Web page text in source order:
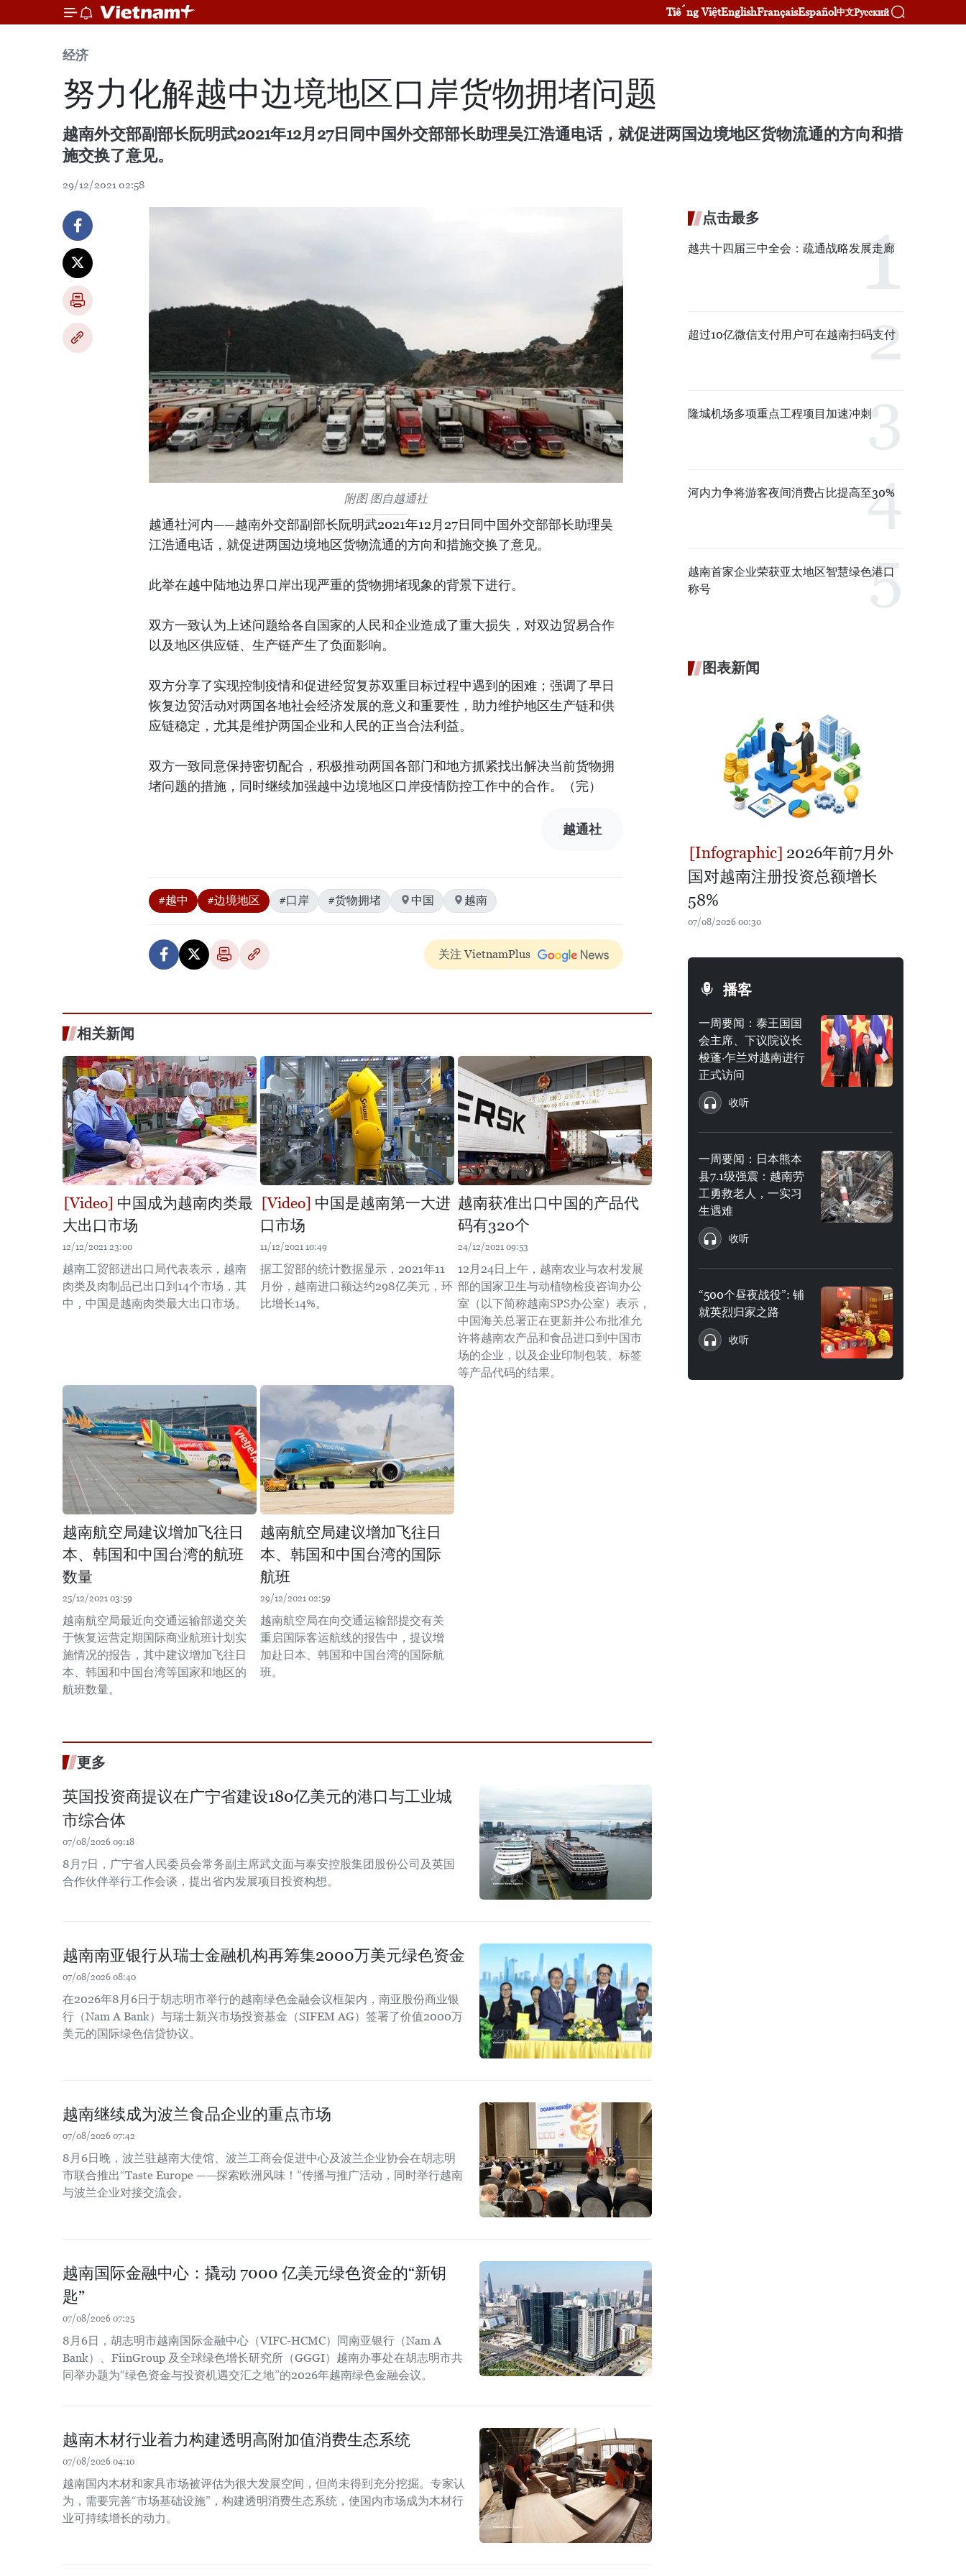
Tiếng ViệtEnglishFrançaisEspañol中文Русский
经济
努力化解越中边境地区口岸货物拥堵问题
越南外交部副部长阮明武2021年12月27日同中国外交部部长助理吴江浩通电话，就促进两国边境地区货物流通的方向和措
施交换了意见。
29/12/2021 02:58
附图 图自越通社
越通社河内——越南外交部副部长阮明武2021年12月27日同中国外交部部长助理吴
江浩通电话，就促进两国边境地区货物流通的方向和措施交换了意见。
此举在越中陆地边界口岸出现严重的货物拥堵现象的背景下进行。
双方一致认为上述问题给各自国家的人民和企业造成了重大损失，对双边贸易合作
以及地区供应链、生产链产生了负面影响。
双方分享了实现控制疫情和促进经贸复苏双重目标过程中遇到的困难；强调了早日
恢复边贸活动对两国各地社会经济发展的意义和重要性，助力维护地区生产链和供
应链稳定，尤其是维护两国企业和人民的正当合法利益。
双方一致同意保持密切配合，积极推动两国各部门和地方抓紧找出解决当前货物拥
堵问题的措施，同时继续加强越中边境地区口岸疫情防控工作中的合作。（完）
越通社
#越中 #边境地区 #口岸 #货物拥堵 中国 越南
关注 VietnamPlus
相关新闻
中国成为越南肉类最
大出口市场
12/12/2021 23:00
越南工贸部进出口局代表表示，越南
肉类及肉制品已出口到14个市场，其
中，中国是越南肉类最大出口市场。
中国是越南第一大进
口市场
11/12/2021 10:49
据工贸部的统计数据显示，2021年11
月份，越南进口额达约298亿美元，环
比增长14%。
越南获准出口中国的产品代
码有320个
24/12/2021 09:53
12月24日上午，越南农业与农村发展
部的国家卫生与动植物检疫咨询办公
室（以下简称越南SPS办公室）表示，
中国海关总署正在更新并公布批准允
许将越南农产品和食品进口到中国市
场的企业，以及企业印制包装、标签
等产品代码的结果。
越南航空局建议增加飞往日
本、韩国和中国台湾的航班
数量
25/12/2021 03:59
越南航空局最近向交通运输部递交关
于恢复运营定期国际商业航班计划实
施情况的报告，其中建议增加飞往日
本、韩国和中国台湾等国家和地区的
航班数量。
越南航空局建议增加飞往日
本、韩国和中国台湾的国际
航班
29/12/2021 02:59
越南航空局在向交通运输部提交有关
重启国际客运航线的报告中，提议增
加赴日本、韩国和中国台湾的国际航
班。
更多
英国投资商提议在广宁省建设180亿美元的港口与工业城
市综合体
07/08/2026 09:18
8月7日，广宁省人民委员会常务副主席武文面与泰安控股集团股份公司及英国
合作伙伴举行工作会谈，提出省内发展项目投资构想。
越南南亚银行从瑞士金融机构再筹集2000万美元绿色资金
07/08/2026 08:40
在2026年8月6日于胡志明市举行的越南绿色金融会议框架内，南亚股份商业银
行（Nam A Bank）与瑞士新兴市场投资基金（SIFEM AG）签署了价值2000万
美元的国际绿色信贷协议。
越南继续成为波兰食品企业的重点市场
07/08/2026 07:42
8月6日晚，波兰驻越南大使馆、波兰工商会促进中心及波兰企业协会在胡志明
市联合推出“Taste Europe ——探索欧洲风味！”传播与推广活动，同时举行越南
与波兰企业对接交流会。
越南国际金融中心：撬动 7000 亿美元绿色资金的“新钥
匙”
07/08/2026 07:25
8月6日，胡志明市越南国际金融中心（VIFC-HCMC）同南亚银行（Nam A
Bank）、FiinGroup 及全球绿色增长研究所（GGGI）越南办事处在胡志明市共
同举办题为“绿色资金与投资机遇交汇之地”的2026年越南绿色金融会议。
越南木材行业着力构建透明高附加值消费生态系统
07/08/2026 04:10
越南国内木材和家具市场被评估为很大发展空间，但尚未得到充分挖掘。专家认
为，需要完善“市场基础设施”，构建透明消费生态系统，使国内市场成为木材行
业可持续增长的动力。
点击最多
越共十四届三中全会：疏通战略发展走廊
超过10亿微信支付用户可在越南扫码支付
隆城机场多项重点工程项目加速冲刺
河内力争将游客夜间消费占比提高至30%
越南首家企业荣获亚太地区智慧绿色港口
称号
图表新闻
2026年前7月外
国对越南注册投资总额增长
58%
07/08/2026 00:30
播客
一周要闻：泰王国国
会主席、下议院议长
梭蓬·乍兰对越南进行
正式访问
收听
一周要闻：日本熊本
县7.1级强震：越南劳
工勇救老人，一实习
生遇难
收听
“500个昼夜战役”: 铺
就英烈归家之路
收听